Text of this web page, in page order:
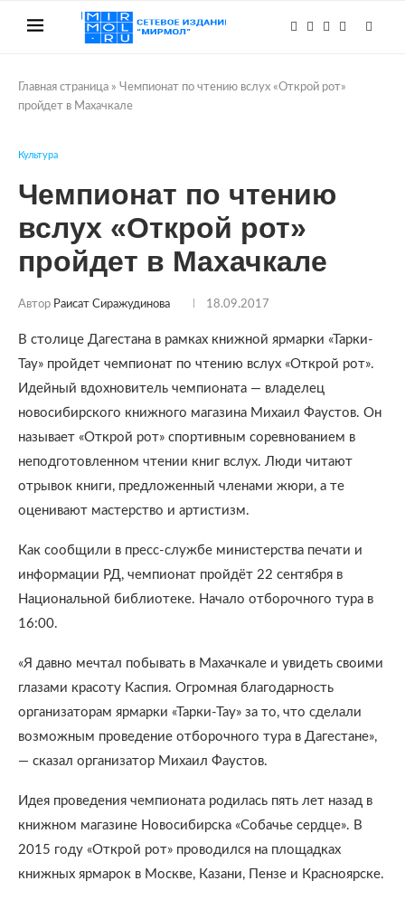
Главная страница » Чемпионат по чтению вслух «Открой рот»
пройдет в Махачкале
Культура
Чемпионат по чтению
вслух «Открой рот»
пройдет в Махачкале
Автор Раисат Сиражудинова 18.09.2017
В столице Дагестана в рамках книжной ярмарки «Тарки-
Тау» пройдет чемпионат по чтению вслух «Открой рот».
Идейный вдохновитель чемпионата — владелец
новосибирского книжного магазина Михаил Фаустов. Он
называет «Открой рот» спортивным соревнованием в
неподготовленном чтении книг вслух. Люди читают
отрывок книги, предложенный членами жюри, а те
оценивают мастерство и артистизм.
Как сообщили в пресс-службе министерства печати и
информации РД, чемпионат пройдёт 22 сентября в
Национальной библиотеке. Начало отборочного тура в
16:00.
«Я давно мечтал побывать в Махачкале и увидеть своими
глазами красоту Каспия. Огромная благодарность
организаторам ярмарки «Тарки-Тау» за то, что сделали
возможным проведение отборочного тура в Дагестане»,
— сказал организатор Михаил Фаустов.
Идея проведения чемпионата родилась пять лет назад в
книжном магазине Новосибирска «Собачье сердце». В
2015 году «Открой рот» проводился на площадках
книжных ярмарок в Москве, Казани, Пензе и Красноярске.